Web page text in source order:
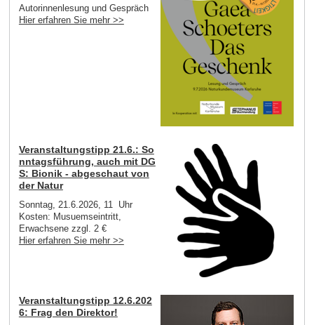
Autorinnenlesung und Gespräch
Hier erfahren Sie mehr >>
Veranstaltungstipp 21.6.: So
nntagsführung, auch mit DG
S: Bionik - abgeschaut von
der Natur
Sonntag, 21.6.2026, 11 Uhr
Kosten: Musuemseintritt,
Erwachsene zzgl. 2 €
Hier erfahren Sie mehr >>
Veranstaltungstipp 12.6.202
6: Frag den Direktor!